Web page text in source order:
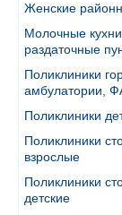
Женские
Молочные
раздаточные
Поликлиники
амбулатории,
Поликлиники
Поликлиники
взрослые
Поликлиники
детские